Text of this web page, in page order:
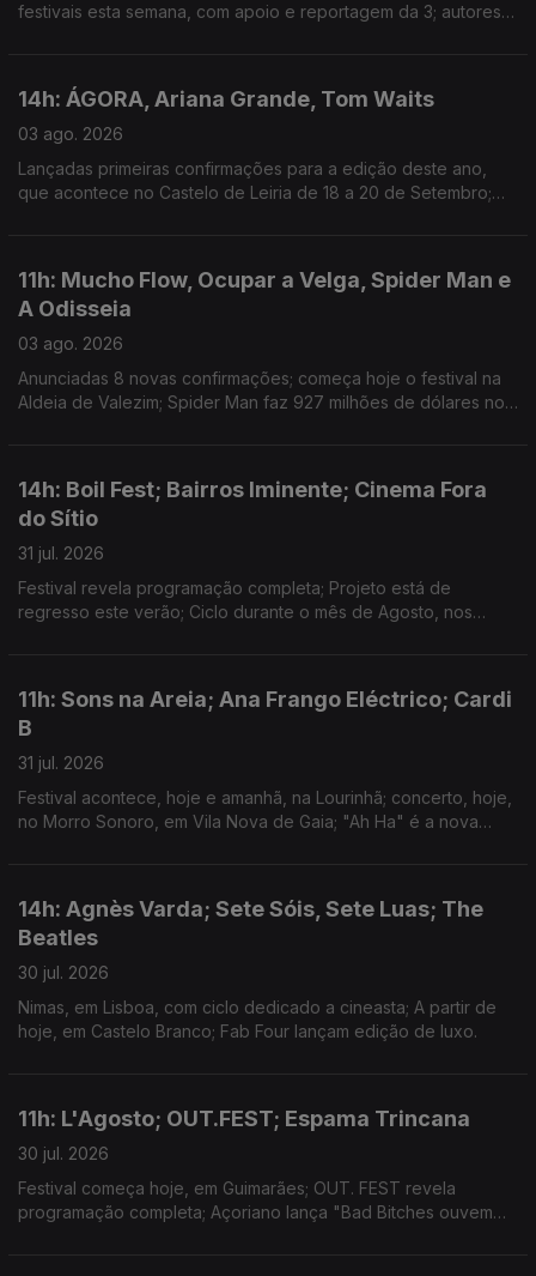
festivais esta semana, com apoio e reportagem da 3; autores
14h: ÁGORA, Ariana Grande, Tom Waits
03 ago. 2026
Lançadas primeiras confirmações para a edição deste ano,
que acontece no Castelo de Leiria de 18 a 20 de Setembro;
11h: Mucho Flow, Ocupar a Velga, Spider Man e
A Odisseia
03 ago. 2026
Anunciadas 8 novas confirmações; começa hoje o festival na
Aldeia de Valezim; Spider Man faz 927 milhões de dólares no
14h: Boil Fest; Bairros Iminente; Cinema Fora
do Sítio
31 jul. 2026
Festival revela programação completa; Projeto está de
regresso este verão; Ciclo durante o mês de Agosto, nos
11h: Sons na Areia; Ana Frango Eléctrico; Cardi
B
31 jul. 2026
Festival acontece, hoje e amanhã, na Lourinhã; concerto, hoje,
no Morro Sonoro, em Vila Nova de Gaia; "Ah Ha" é a nova
14h: Agnès Varda; Sete Sóis, Sete Luas; The
Beatles
30 jul. 2026
Nimas, em Lisboa, com ciclo dedicado a cineasta; A partir de
hoje, em Castelo Branco; Fab Four lançam edição de luxo.
11h: L'Agosto; OUT.FEST; Espama Trincana
30 jul. 2026
Festival começa hoje, em Guimarães; OUT. FEST revela
programação completa; Açoriano lança "Bad Bitches ouvem